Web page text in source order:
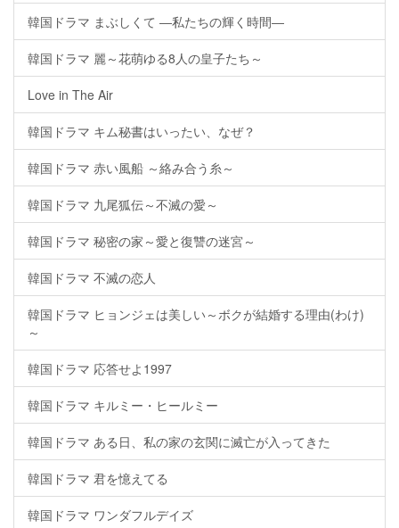
韓国ドラマ まぶしくて ―私たちの輝く時間―
韓国ドラマ 麗～花萌ゆる8人の皇子たち～
Love in The Air
韓国ドラマ キム秘書はいったい、なぜ？
韓国ドラマ 赤い風船 ～絡み合う糸～
韓国ドラマ 九尾狐伝～不滅の愛～
韓国ドラマ 秘密の家～愛と復讐の迷宮～
韓国ドラマ 不滅の恋人
韓国ドラマ ヒョンジェは美しい～ボクが結婚する理由(わけ)
～
韓国ドラマ 応答せよ1997
韓国ドラマ キルミー・ヒールミー
韓国ドラマ ある日、私の家の玄関に滅亡が入ってきた
韓国ドラマ 君を憶えてる
韓国ドラマ ワンダフルデイズ